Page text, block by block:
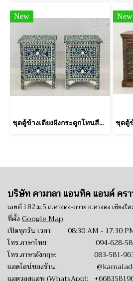
New
ชุดตู้ข้างเตียงฝังกระดูกโทนสีน้ำเงินขาวสไตล์โมรอคโค
New
บริษัท คามาลา แอนทิค แอนด์ คร
เลขที่ 182 ม.5 ถ.หางดง-ถวาย อ.หางดง เชียงใ
ที่ตั้ง Google Map
เปิดทุกวัน เวลา: 08:30 AM - 17:30
โทร.ภาษาไทย: 094-628-
โทร.ภาษาอังกฤษ: 083-581-
แอดไลน์ของร้าน:
แอดวอสแอพ (WhatsApp):